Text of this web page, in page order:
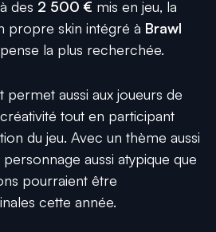
des 2 500 € mis en jeu, la
propre skin intégré à Brawl
la plus recherchée.
aussi aux joueurs de
tout en participant
du jeu. Avec un thème aussi
aussi atypique que
pourraient être
cette année.